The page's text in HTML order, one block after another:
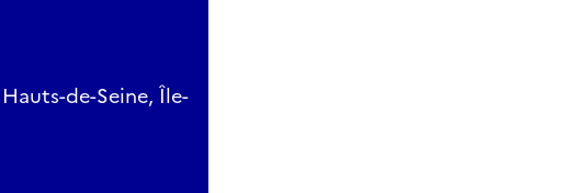
de-Seine, Île-